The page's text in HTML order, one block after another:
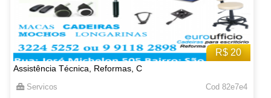
R$ 20
Assistência Técnica, Reformas, C
Servicos Cod 82e7e4